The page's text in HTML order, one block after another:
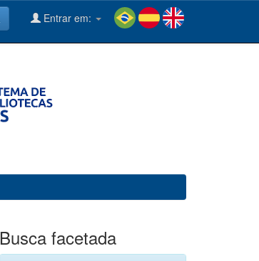
Entrar em:
Busca facetada